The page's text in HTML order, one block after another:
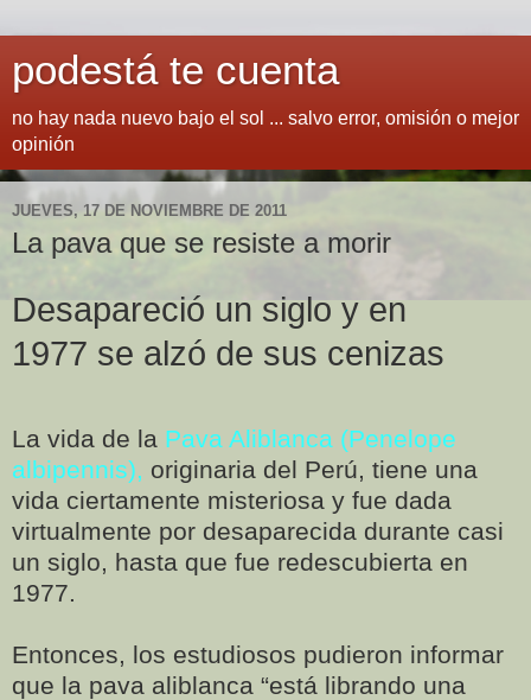
podestá te cuenta
no hay nada nuevo bajo el sol ... salvo error, omisión o mejor
opinión
JUEVES, 17 DE NOVIEMBRE DE 2011
La pava que se resiste a morir
Desapareció un siglo y en
1977 se alzó de sus cenizas
La vida de la Pava Aliblanca (Penelope
albipennis), originaria del Perú, tiene una
vida ciertamente misteriosa y fue dada
virtualmente por desaparecida durante casi
un siglo, hasta que fue redescubierta en
1977.
Entonces, los estudiosos pudieron informar
que la pava aliblanca “está librando una